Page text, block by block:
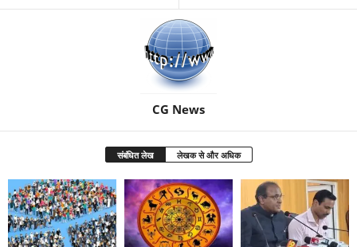
CG News
संबंधित लेख लेखक से और अधिक